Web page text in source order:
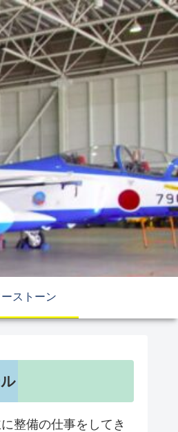
ストーン
整備の仕事をしてき